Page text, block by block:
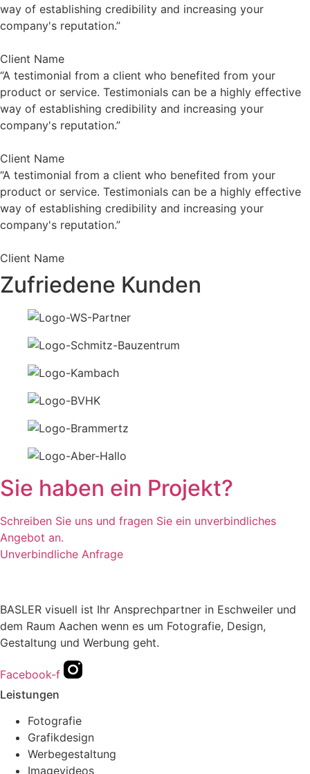
way of establishing credibility and increasing your
company's reputation.”
Client Name
“A testimonial from a client who benefited from your
product or service. Testimonials can be a highly effective
way of establishing credibility and increasing your
company's reputation.”
Client Name
“A testimonial from a client who benefited from your
product or service. Testimonials can be a highly effective
way of establishing credibility and increasing your
company's reputation.”
Client Name
Zufriedene Kunden
Sie haben ein Projekt?
Schreiben Sie uns und fragen Sie ein unverbindliches
Angebot an.
Unverbindliche Anfrage
BASLER visuell ist Ihr Ansprechpartner in Eschweiler und
dem Raum Aachen wenn es um Fotografie, Design,
Gestaltung und Werbung geht.
Facebook-f
Leistungen
Fotografie
Grafikdesign
Werbegestaltung
Imagevideos